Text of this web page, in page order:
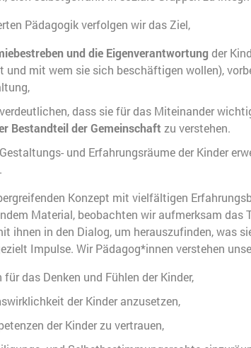
Pädagogik verfolgen wir das Ziel,
und die Eigenverantwortung der
und mit wem sie sich beschäftigen wollen),
dass sie für das Miteinander
Bestandteil der Gemeinschaft zu verstehen.
und Erfahrungsräume der Kinder
Konzept mit vielfältigen
Material, beobachten wir aufmerksam das
ihnen in den Dialog, um herauszufinden, was
Impulse. Wir Pädagog*innen verstehen
das Denken und Fühlen der Kinder,
der Kinder anzusetzen,
der Kinder zu vertrauen,